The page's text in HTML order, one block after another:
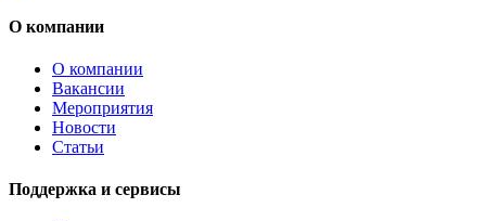
О компании
О компании
Вакансии
Мероприятия
Новости
Статьи
Поддержка и сервисы